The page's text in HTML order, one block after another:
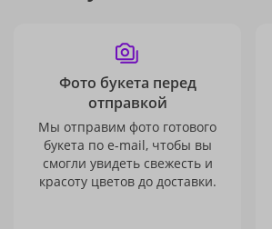
Фото букета перед
отправкой
Мы отправим фото готового
букета по e-mail, чтобы вы
смогли увидеть свежесть и
красоту цветов до доставки.